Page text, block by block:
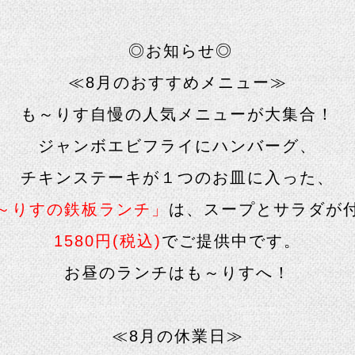
◎お知らせ◎
≪8月のおすすめメニュー≫
も～りす自慢の人気メニューが大集合！
ジャンボエビフライにハンバーグ、
チキンステーキが１つのお皿に入った、
りすの鉄板ランチ 」は、スープとサラダが
1580円(税込)でご提供中です。
お昼のランチはも～りすへ！
≪8月の休業日≫